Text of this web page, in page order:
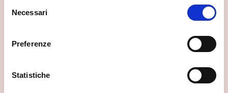
delNecessari
Preferenze
Statistiche